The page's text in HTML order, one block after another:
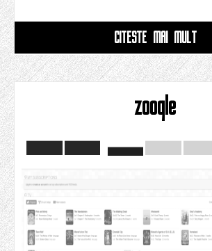
CITESTE MAI MULT
zooqle